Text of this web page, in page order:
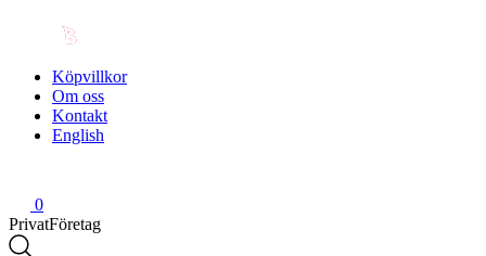
Köpvillkor
Om oss
Kontakt
English
0
PrivatFöretag